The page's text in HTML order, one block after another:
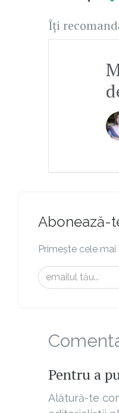
Îți
Abonează-
Primește cele
Pentru a
Alătură-te